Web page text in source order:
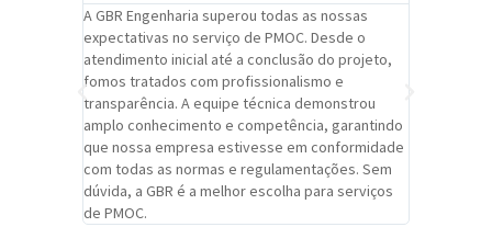
A GBR Engenharia superou todas as nossas
expectativas no serviço de PMOC. Desde o
atendimento inicial até a conclusão do projeto,
fomos tratados com profissionalismo e
transparência. A equipe técnica demonstrou
amplo conhecimento e competência, garantindo
que nossa empresa estivesse em conformidade
com todas as normas e regulamentações. Sem
dúvida, a GBR é a melhor escolha para serviços
de PMOC.